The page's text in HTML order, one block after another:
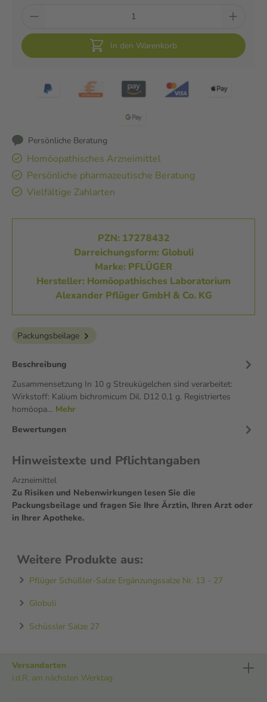
In den Warenkorb
Persönliche Beratung
Homöopathisches Arzneimittel
Persönliche pharmazeutische Beratung
Vielfältige Zahlarten
PZN: 17278432
Darreichungsform: Globuli
Marke: PFLÜGER
Hersteller: Homöopathisches Laboratorium
Alexander Pflüger GmbH & Co. KG
Packungsbeilage
Beschreibung
Zusammensetzung In 10 g Streukügelchen sind verarbeitet:
Wirkstoff: Kalium bichromicum Dil. D12 0,1 g. Registriertes
homöopa… Mehr
Bewertungen
Hinweistexte und Pflichtangaben
Arzneimittel
Zu Risiken und Nebenwirkungen lesen Sie die
Packungsbeilage und fragen Sie Ihre Ärztin, Ihren Arzt oder
in Ihrer Apotheke.
Weitere Produkte aus:
Pflüger Schüßler-Salze Ergänzungssalze Nr. 13 - 27
Globuli
Schüssler Salze 27
Versandarten
i.d.R. am nächsten Werktag